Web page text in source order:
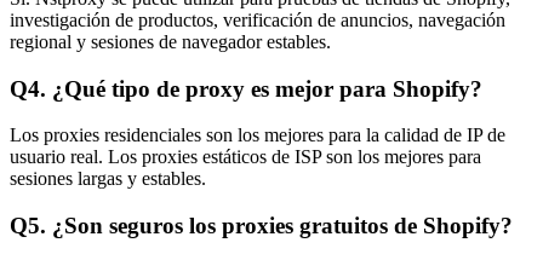
investigación de productos, verificación de anuncios, navegación
regional y sesiones de navegador estables.
Q4. ¿Qué tipo de proxy es mejor para Shopify?
Los proxies residenciales son los mejores para la calidad de IP de
usuario real. Los proxies estáticos de ISP son los mejores para
sesiones largas y estables.
Q5. ¿Son seguros los proxies gratuitos de Shopify?